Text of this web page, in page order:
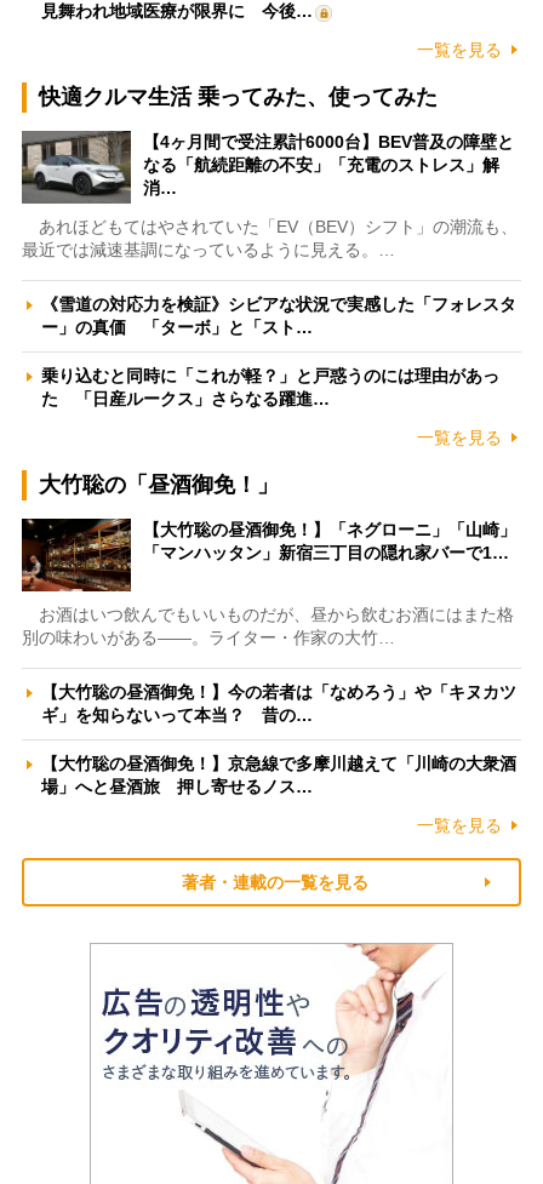
見舞われ地域医療が限界に 今後…
一覧を見る
快適クルマ生活 乗ってみた、使ってみた
【4ヶ月間で受注累計6000台】BEV普及の障壁と
なる「航続距離の不安」「充電のストレス」解
消…
あれほどもてはやされていた「EV（BEV）シフト」の潮流も、
最近では減速基調になっているように見える。…
《雪道の対応力を検証》シビアな状況で実感した「フォレスタ
ー」の真価 「ターボ」と「スト…
乗り込むと同時に「これが軽？」と戸惑うのには理由があっ
た 「日産ルークス」さらなる躍進…
一覧を見る
大竹聡の「昼酒御免！」
【大竹聡の昼酒御免！】「ネグローニ」「山崎」
「マンハッタン」新宿三丁目の隠れ家バーで1…
お酒はいつ飲んでもいいものだが、昼から飲むお酒にはまた格
別の味わいがある――。ライター・作家の大竹…
【大竹聡の昼酒御免！】今の若者は「なめろう」や「キヌカツ
ギ」を知らないって本当？ 昔の…
【大竹聡の昼酒御免！】京急線で多摩川越えて「川崎の大衆酒
場」へと昼酒旅 押し寄せるノス…
一覧を見る
著者・連載の一覧を見る